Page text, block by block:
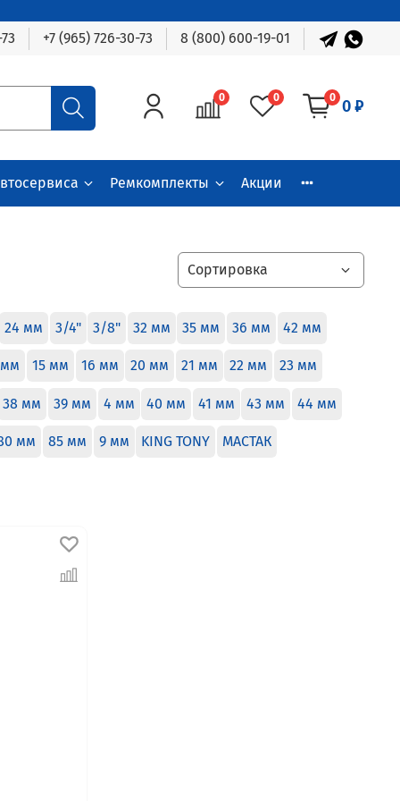
+7 (965) 726-30-73 8 (800) 600-19-01
0 0 0 0 ₽
Ремкомплекты Акции
24 мм 3/4" 3/8" 32 мм 35 мм 36 мм 42 мм
мм 15 мм 16 мм 20 мм 21 мм 22 мм 23 мм
38 мм 39 мм 4 мм 40 мм 41 мм 43 мм 44 мм
мм 85 мм 9 мм KING TONY МАСТАК